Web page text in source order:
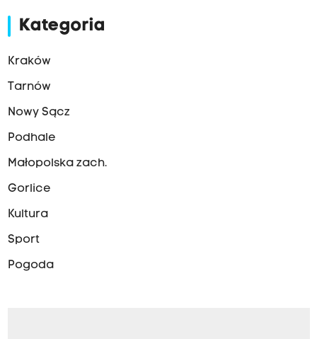
Kategoria
Kraków
Tarnów
Nowy Sącz
Podhale
Małopolska zach.
Gorlice
Kultura
Sport
Pogoda